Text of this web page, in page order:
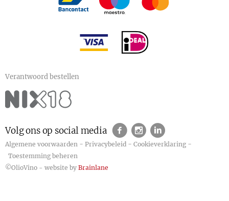
Verantwoord bestellen
Volg ons op social media
Algemene voorwaarden -Privacybeleid -Cookieverklaring -
Toestemming beheren
©OlioVino - website byBrainlane